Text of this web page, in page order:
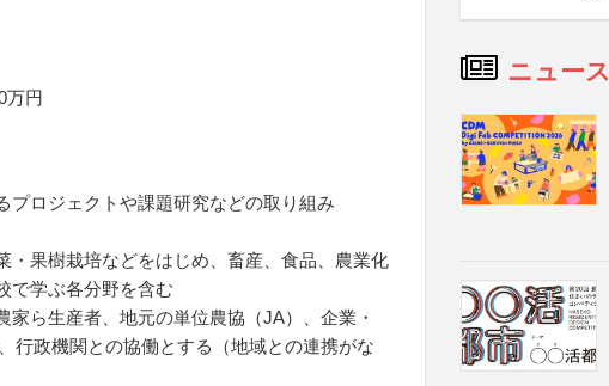
万円
プロジェクトや課題研究などの取り組み
果樹栽培などをはじめ、畜産、食品、農業化
で学ぶ各分野を含む
ら生産者、地元の単位農協（JA）、企業・
行政機関との協働とする（地域との連携がな
ニュース